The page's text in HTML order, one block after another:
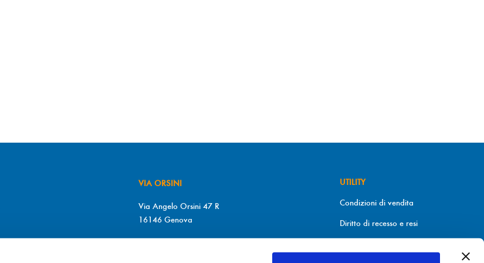
VIA ORSINI
Via Angelo Orsini 47 R
16146 Genova
UTILITY
Condizioni di vendita
Diritto di recesso e resi